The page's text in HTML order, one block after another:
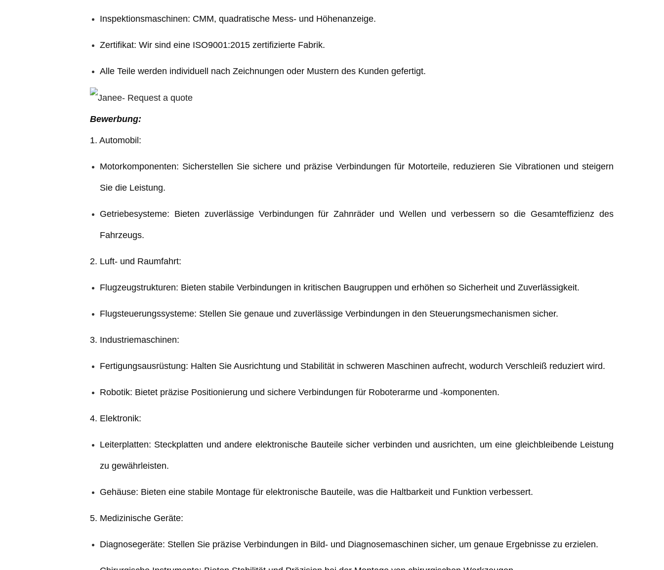
Inspektionsmaschinen: CMM, quadratische Mess- und Höhenanzeige.
Zertifikat: Wir sind eine ISO9001:2015 zertifizierte Fabrik.
Alle Teile werden individuell nach Zeichnungen oder Mustern des Kunden gefertigt.
Bewerbung:
1. Automobil:
Motorkomponenten: Sicherstellen Sie sichere und präzise Verbindungen für Motorteile, reduzieren Sie Vibrationen und steigern
Sie die Leistung.
Getriebesysteme: Bieten zuverlässige Verbindungen für Zahnräder und Wellen und verbessern so die Gesamteffizienz des
Fahrzeugs.
2. Luft- und Raumfahrt:
Flugzeugstrukturen: Bieten stabile Verbindungen in kritischen Baugruppen und erhöhen so Sicherheit und Zuverlässigkeit.
Flugsteuerungssysteme: Stellen Sie genaue und zuverlässige Verbindungen in den Steuerungsmechanismen sicher.
3. Industriemaschinen:
Fertigungsausrüstung: Halten Sie Ausrichtung und Stabilität in schweren Maschinen aufrecht, wodurch Verschleiß reduziert wird.
Robotik: Bietet präzise Positionierung und sichere Verbindungen für Roboterarme und -komponenten.
4. Elektronik:
Leiterplatten: Steckplatten und andere elektronische Bauteile sicher verbinden und ausrichten, um eine gleichbleibende Leistung
zu gewährleisten.
Gehäuse: Bieten eine stabile Montage für elektronische Bauteile, was die Haltbarkeit und Funktion verbessert.
5. Medizinische Geräte:
Diagnosegeräte: Stellen Sie präzise Verbindungen in Bild- und Diagnosemaschinen sicher, um genaue Ergebnisse zu erzielen.